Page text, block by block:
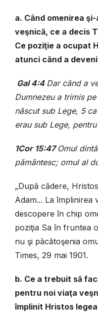
a. Când omenirea
veşnică, ce a decis
Ce poziţie a ocupat
atunci când a
Gal 4:4 Dar când a
Dumnezeu a trimis
născut sub Lege, 5
erau sub Lege,
1Cor 15:47Omul
pământesc; omul al
„După cădere,
Adam... La împlinirea
descopere în chip
poziţia Sa în fruntea
nu şi păcătoşenia
Times, 29 mai 1901.
b. Ce a trebuit să
pentru noi viaţa
împlinit Hristos